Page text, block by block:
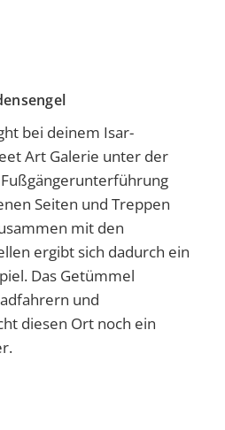
bei deinem Isar-
Art Galerie unter der
Seiten und Treppen
mit den
ergibt sich dadurch ein
Das Getümmel
und
diesen Ort noch ein